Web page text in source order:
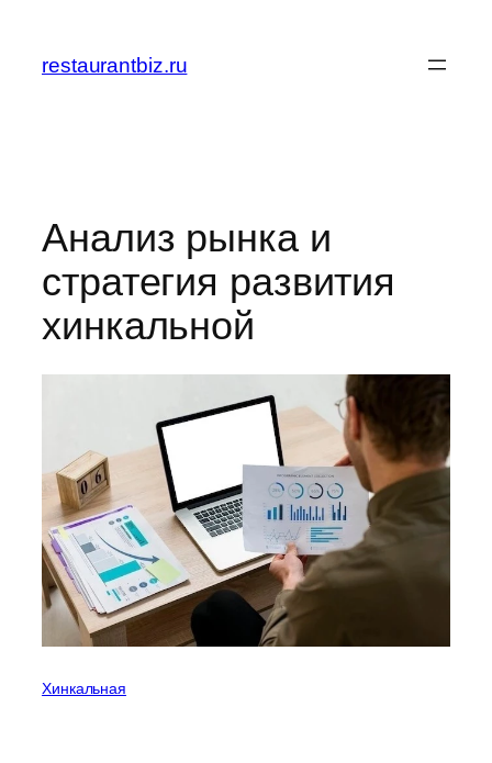
содержимому
restaurantbiz.ru
Анализ рынка и
стратегия развития
хинкальной
Хинкальная